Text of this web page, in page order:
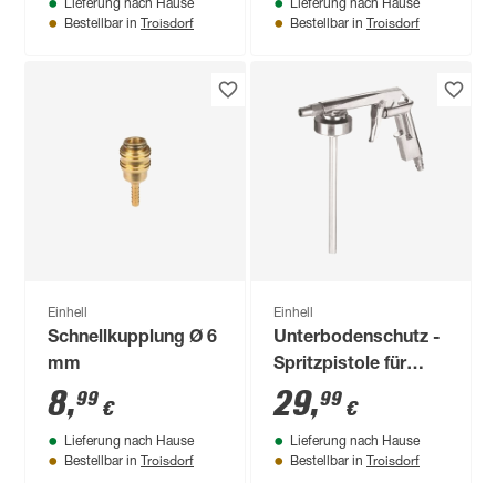
Lieferung nach Hause
Bestellbar in Troisdorf
Lieferung nach Hause
Bestellbar in Troisdorf
Einhell
Schnellkupplung Ø 6
mm
8,99 €
Lieferung nach Hause
Bestellbar in Troisdorf
Einhell
Unterbodenschutz -
Spritzpistole für
Kompressoren
29,99 €
Lieferung nach Hause
Bestellbar in Troisdorf